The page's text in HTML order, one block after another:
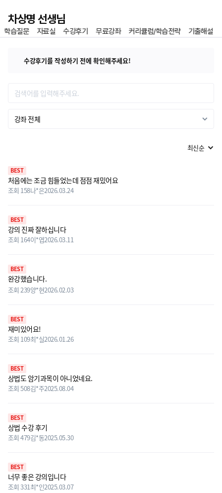
이전
차상명 선생님
학습질문 자료실 수강후기 무료강좌 커리큘럼/학습전략 기출해설
수강후기를 작성하기 전에 확인해주세요!
수강평 리스트
강좌 전체
BEST
처음에는 조금 힘들었는데 점점 재밌어요
조회 158나*은2026.03.24
BEST
강의 진짜 잘하십니다
조회 164이*엽2026.03.11
BEST
완강했습니다.
조회 239양*현2026.02.03
BEST
재미있어요!
조회 109최*실2026.01.26
BEST
상법도 암기과목이 아니었네요.
조회 508김*주2025.08.04
BEST
상법 수강 후기
조회 479김*동2025.05.30
BEST
너무 좋은 강의입니다
조회 331최*인2025.03.07